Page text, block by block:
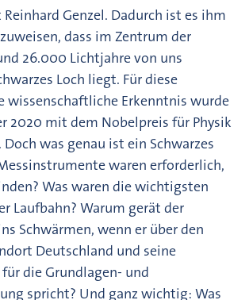
Reinhard Genzel. Dadurch ist es ihm
dass im Zentrum der
26.000 Lichtjahre von uns
Loch liegt. Für diese
wissenschaftliche Erkenntnis wurde
2020 mit dem Nobelpreis für Physik
was genau ist ein Schwarzes
waren erforderlich,
Was waren die wichtigsten
Laufbahn? Warum gerät der
Schwärmen, wenn er über den
Deutschland und seine
die Grundlagen- und
spricht? Und ganz wichtig: Was